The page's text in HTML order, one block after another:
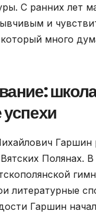
С ранних лет
и
много
Гаршин
Полянах.
литературные
Гаршин